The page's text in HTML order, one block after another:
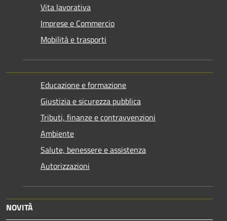
Vita lavorativa
Imprese e Commercio
Mobilità e trasporti
Educazione e formazione
Giustizia e sicurezza pubblica
Tributi, finanze e contravvenzioni
Ambiente
Salute, benessere e assistenza
Autorizzazioni
NOVITÀ